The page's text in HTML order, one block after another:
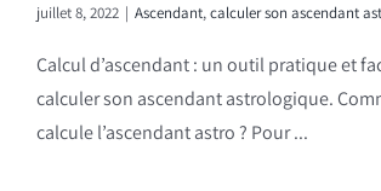
juillet 8, 2022 | Ascendant,calculer son ascendant
Calcul d’ascendant : un outil pratique et
calculer son ascendant astrologique.
calcule l’ascendant astro ? Pour ...